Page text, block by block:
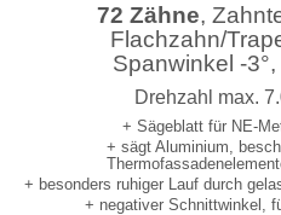
72 Zähne,
Flachzahn/
Spanwinkel -
Drehzahl max.
+ Sägeblatt für NE-
+ sägt Aluminium,
+ besonders ruhiger Lauf durch
+ negativer Schnittwinkel,